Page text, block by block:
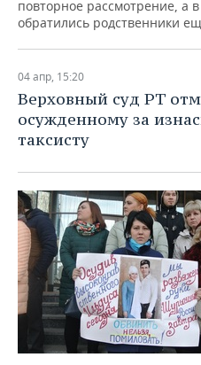
повторное рассмотрение,
обратились родственники
04 апр, 15:20
Верховный суд РТ
осужденному за
таксисту